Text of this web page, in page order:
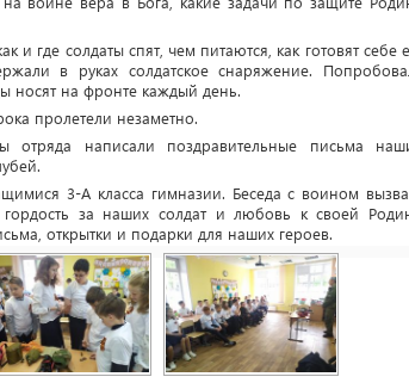
где солдаты спят, чем питаются, как готовят себе
в руках солдатское снаряжение.
носят на фронте каждый день.
пролетели незаметно.
отряда написали поздравительные письма
3-А класса гимназии. Беседа с воином
за наших солдат и любовь к своей
открытки и подарки для наших героев.